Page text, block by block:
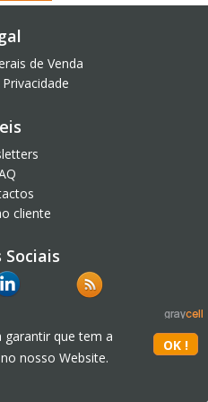
de Venda
cliente
Sociais
garantir que tem a
nosso Website.